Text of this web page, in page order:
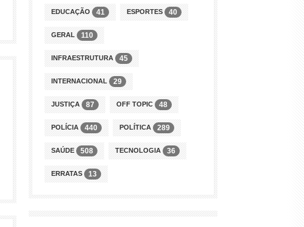
EDUCAÇÃO 41 ESPORTES 40
GERAL 110
INFRAESTRUTURA 45
INTERNACIONAL 29
JUSTIÇA 87 OFF TOPIC 48
POLÍCIA 440 POLÍTICA 289
SAÚDE 508 TECNOLOGIA 36
ERRATAS 13